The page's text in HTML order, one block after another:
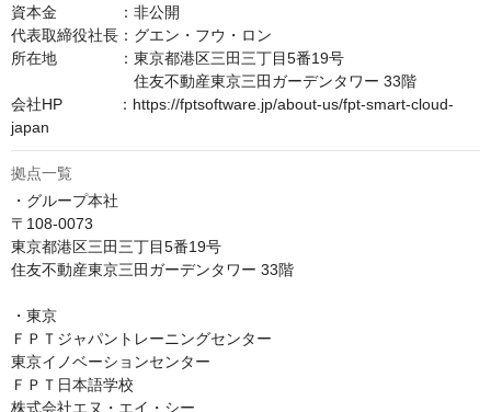
資本金　　　　：非公開
代表取締役社長：グエン・フウ・ロン
所在地　　　　：東京都港区三田三丁目5番19号
住友不動産東京三田ガーデンタワー 33階
会社HP　　　  ：https://fptsoftware.jp/about-us/fpt-smart-cloud-
japan
拠点一覧
・グループ本社
〒108-0073
東京都港区三田三丁目5番19号
住友不動産東京三田ガーデンタワー 33階
・東京
ＦＰＴジャパントレーニングセンター
東京イノベーションセンター
ＦＰＴ日本語学校
株式会社エヌ・エイ・シー